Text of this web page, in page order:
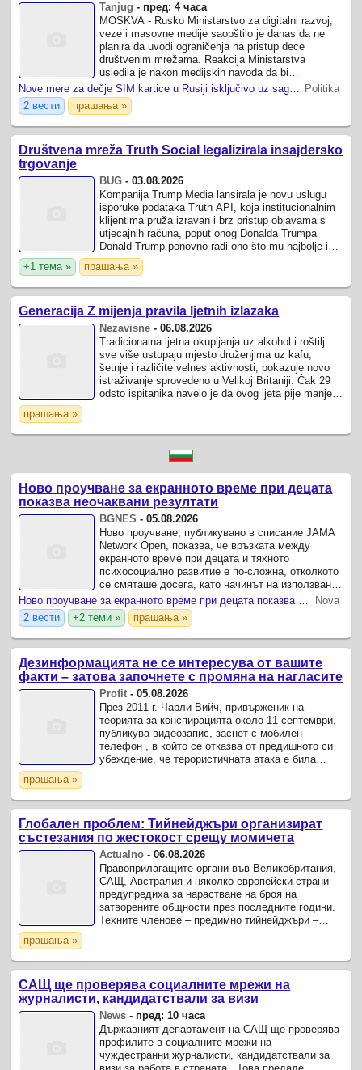
Tanjug - пред: 4 часа
MOSKVA - Rusko Ministarstvo za digitalni razvoj,
veze i masovne medije saopštilo je danas da ne
planira da uvodi ograničenja na pristup dece
društvenim mrežama. Reakcija Ministarstva
usledila je nakon medijskih navoda da bi
maloletnicima u Rusiji moglo da bude zabranjeno ...
Nove mere za dečje SIM kartice u Rusiji isključivo uz saglasnost roditelja Politika
2 вести
прашања »
Društvena mreža Truth Social legalizirala insajdersko
trgovanje
BUG -03.08.2026
Kompanija Trump Media lansirala je novu uslugu
isporuke podataka Truth API, koja institucionalnim
klijentima pruža izravan i brz pristup objavama s
utjecajnih računa, poput onog Donalda Trumpa
Donald Trump ponovno radi ono što mu najbolje ide
– prodaje.
+1 тема » прашања »
Generacija Z mijenja pravila ljetnih izlazaka
Nezavisne -06.08.2026
Tradicionalna ljetna okupljanja uz alkohol i roštilj
sve više ustupaju mjesto druženjima uz kafu,
šetnje i različite velnes aktivnosti, pokazuje novo
istraživanje sprovedeno u Velikoj Britaniji. Čak 29
odsto ispitanika navelo je da ovog ljeta pije manje
прашања »
Ново проучване за екранното време при децата
показва неочаквани резултати
BGNES -05.08.2026
Ново проучване, публикувано в списание JAMA
Network Open, показва, че връзката между
екранното време при децата и тяхното
психосоциално развитие е по-сложна, отколкото
се смяташе досега, като начинът на използване
на екраните изглежда има по-голямо значение от
общото прекарано с ...
Ново проучване за екранното време при децата показва неочаквани резултати
Nova
2 вести
+2 теми » прашања »
Дезинформацията не се интересува от вашите
факти – затова започнете с промяна на нагласите
Profit -05.08.2026
През 2011 г. Чарли Вийч, привърженик на
теорията за конспирацията около 11 септември,
публикува видеозапис, заснет с мобилен
телефон , в който се отказва от предишното си
убеждение, че терористичната атака е била
прашања »
Глобален проблем: Тийнейджъри организират
състезания по жестокост срещу момичета
Actualno -06.08.2026
Правоприлагащите органи във Великобритания,
САЩ, Австралия и няколко европейски страни
предупредиха за нарастване на броя на
затворените общности през последните години.
Техните членове – предимно тийнейджъри –
прашања »
САЩ ще проверява социалните мрежи на
журналисти, кандидатствали за визи
News - пред: 10 часа
Държавният департамент на САЩ ще проверява
профилите в социалните мрежи на
чуждестранни журналисти, кандидатствали за